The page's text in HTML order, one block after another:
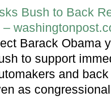
Bush to Back
Barack Obama
to support
and
as